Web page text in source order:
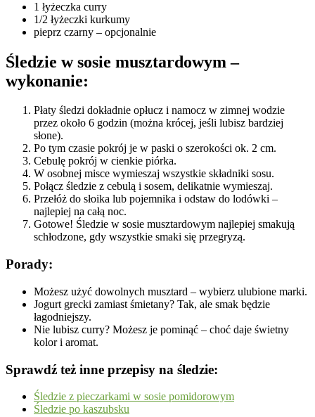
1 łyżeczka curry
1/2 łyżeczki kurkumy
pieprz czarny – opcjonalnie
Śledzie w sosie musztardowym –
wykonanie:
Płaty śledzi dokładnie opłucz i namocz w zimnej wodzie
przez około 6 godzin (można krócej, jeśli lubisz bardziej
słone).
Po tym czasie pokrój je w paski o szerokości ok. 2 cm.
Cebulę pokrój w cienkie piórka.
W osobnej misce wymieszaj wszystkie składniki sosu.
Połącz śledzie z cebulą i sosem, delikatnie wymieszaj.
Przełóż do słoika lub pojemnika i odstaw do lodówki –
najlepiej na całą noc.
Gotowe! Śledzie w sosie musztardowym najlepiej smakują
schłodzone, gdy wszystkie smaki się przegryzą.
Porady:
Możesz użyć dowolnych musztard – wybierz ulubione marki.
Jogurt grecki zamiast śmietany? Tak, ale smak będzie
łagodniejszy.
Nie lubisz curry? Możesz je pominąć – choć daje świetny
kolor i aromat.
Sprawdź też inne przepisy na śledzie:
Śledzie z pieczarkami w sosie pomidorowym
Śledzie po kaszubsku